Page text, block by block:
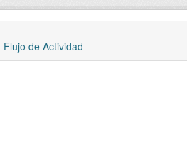
Flujo de Actividad